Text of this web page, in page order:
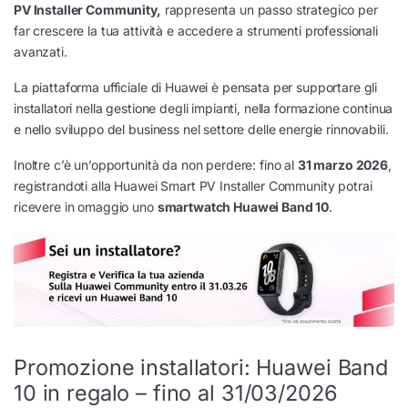
PV Installer Community, rappresenta un passo strategico per
far crescere la tua attività e accedere a strumenti professionali
avanzati.
La piattaforma ufficiale di Huawei è pensata per supportare gli
installatori nella gestione degli impianti, nella formazione continua
e nello sviluppo del business nel settore delle energie rinnovabili.
Inoltre c’è un’opportunità da non perdere: fino al 31 marzo 2026,
registrandoti alla Huawei Smart PV Installer Community potrai
ricevere in omaggio uno smartwatch Huawei Band 10.
Promozione installatori: Huawei Band
10 in regalo – fino al 31/03/2026